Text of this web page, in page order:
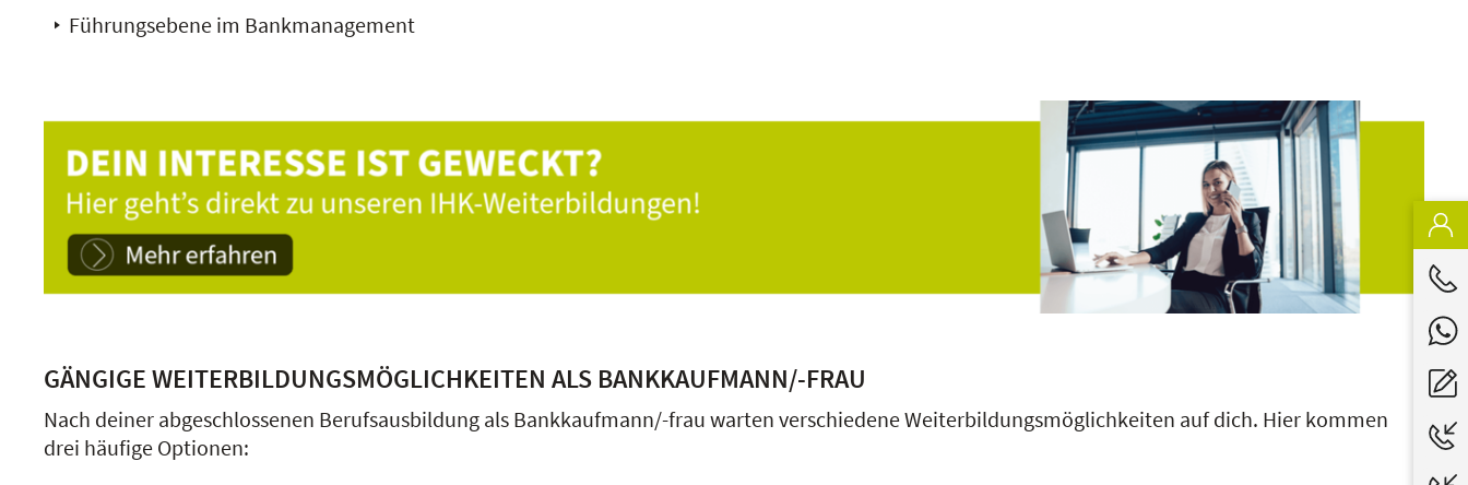
Führungsebene im Bankmanagement
GÄNGIGE WEITERBILDUNGSMÖGLICHKEITEN ALS BANKKAUFMANN/-FRAU
Nach deiner abgeschlossenen Berufsausbildung als Bankkaufmann/-frau warten verschiedene Weiterbildungsmöglichkeiten auf dich. Hier kommen
drei häufige Optionen: